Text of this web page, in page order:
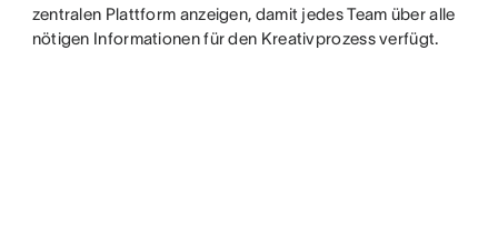
zentralen Plattform anzeigen, damit jedes Team über alle
nötigen Informationen für den Kreativprozess verfügt.